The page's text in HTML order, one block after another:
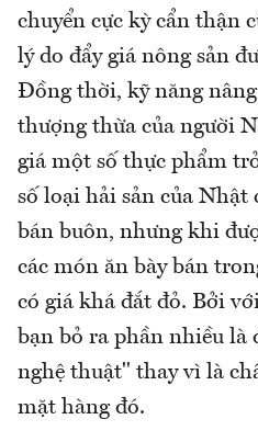
chuyển cực kỳ cẩn thận
lý do đẩy giá nông sản
Đồng thời, kỹ năng
thượng thừa của người
giá một số thực phẩm
số loại hải sản của Nhật
bán buôn, nhưng khi
các món ăn bày bán
có giá khá đắt đỏ. Bởi
bạn bỏ ra phần nhiều là
nghệ thuật" thay vì là
mặt hàng đó.